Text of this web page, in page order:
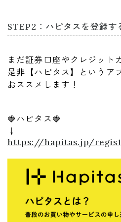
STEP2：ハピタスを登録す
まだ証券口座やクレジット
是非【ハピタス】というア
おススメします！
🍓ハピタス🍓
↓
https://hapitas.jp/